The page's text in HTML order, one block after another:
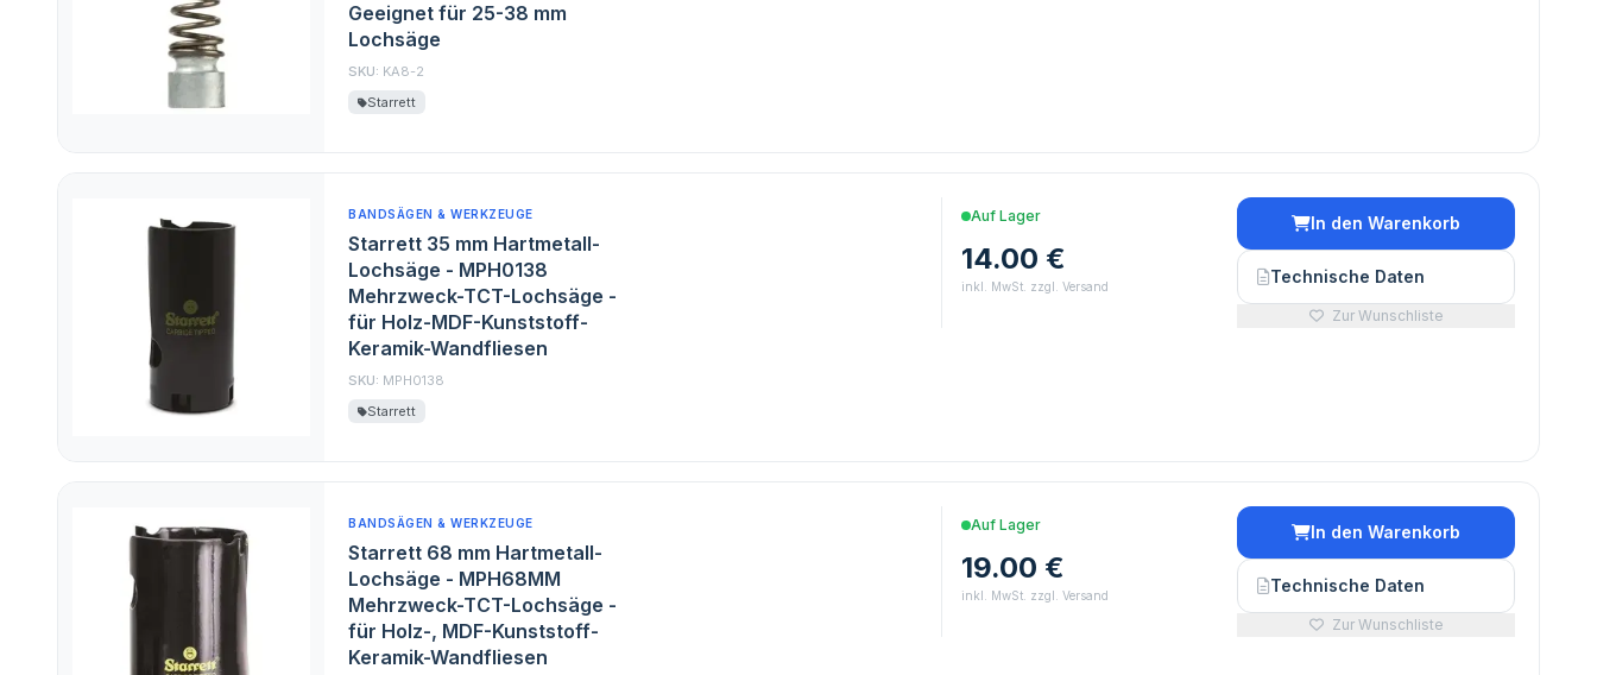
Geeignet für 25-38 mm
Lochsäge
SKU: KA8-2
Starrett
BANDSÄGEN & WERKZEUGE
Starrett 35 mm Hartmetall-
Lochsäge - MPH0138
Mehrzweck-TCT-Lochsäge -
für Holz-MDF-Kunststoff-
Keramik-Wandfliesen
SKU: MPH0138
Starrett
Auf Lager
14.00 €
inkl. MwSt. zzgl. Versand
In den Warenkorb
Technische Daten
Zur Wunschliste
BANDSÄGEN & WERKZEUGE
Starrett 68 mm Hartmetall-
Lochsäge - MPH68MM
Mehrzweck-TCT-Lochsäge -
für Holz-, MDF-Kunststoff-
Keramik-Wandfliesen
Auf Lager
19.00 €
inkl. MwSt. zzgl. Versand
In den Warenkorb
Technische Daten
Zur Wunschliste